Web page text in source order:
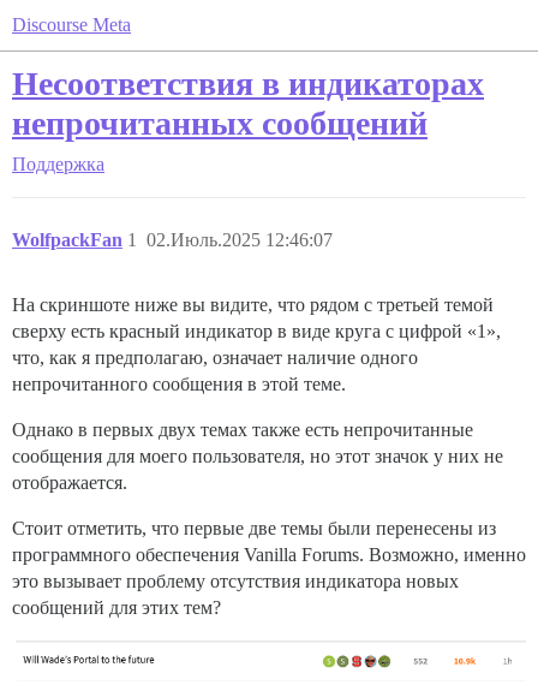
Discourse Meta
Несоответствия в индикаторах
непрочитанных сообщений
Поддержка
WolfpackFan 02.Июль.2025 12:46:07
1
На скриншоте ниже вы видите, что рядом с третьей темой
сверху есть красный индикатор в виде круга с цифрой «1»,
что, как я предполагаю, означает наличие одного
непрочитанного сообщения в этой теме.
Однако в первых двух темах также есть непрочитанные
сообщения для моего пользователя, но этот значок у них не
отображается.
Стоит отметить, что первые две темы были перенесены из
программного обеспечения Vanilla Forums. Возможно, именно
это вызывает проблему отсутствия индикатора новых
сообщений для этих тем?